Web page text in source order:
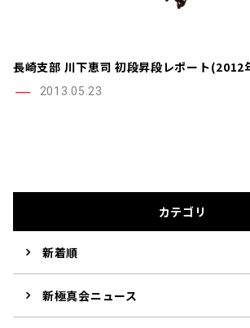
長崎支部 川下恵司 初段昇段レポート
2013.05.23
カテゴリ
新着順
新極真会ニュース